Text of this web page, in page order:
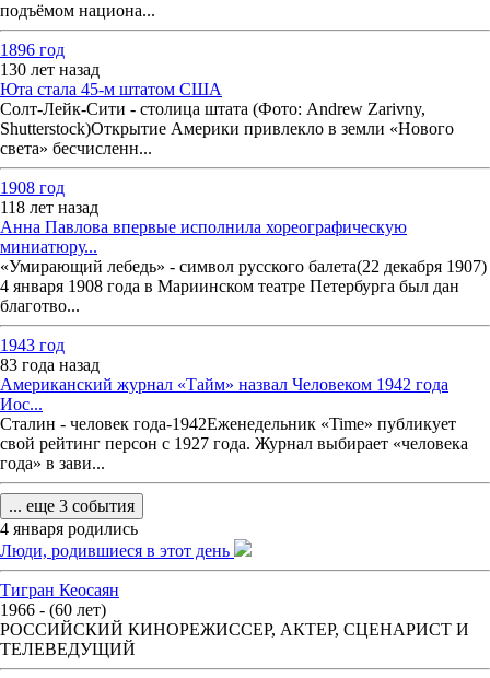
подъёмом национа...
1896 год
130 лет назад
Юта стала 45-м штатом США
Солт-Лейк-Сити - столица штата (Фото: Andrew Zarivny,
Shutterstock)Открытие Америки привлекло в земли «Нового
света» бесчисленн...
1908 год
118 лет назад
Анна Павлова впервые исполнила хореографическую
миниатюру...
«Умирающий лебедь» - символ русского балета(22 декабря 1907)
4 января 1908 года в Мариинском театре Петербурга был дан
благотво...
1943 год
83 года назад
Американский журнал «Тайм» назвал Человеком 1942 года
Иос...
Сталин - человек года-1942Еженедельник «Time» публикует
свой рейтинг персон с 1927 года. Журнал выбирает «человека
года» в зави...
... еще 3 события
4 января родились
Люди, родившиеся в этот день
Тигран Кеосаян
1966 - (60 лет)
РОССИЙСКИЙ КИНОРЕЖИССЕР, АКТЕР, СЦЕНАРИСТ И
ТЕЛЕВЕДУЩИЙ